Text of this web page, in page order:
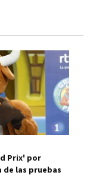
Prix' por
las pruebas